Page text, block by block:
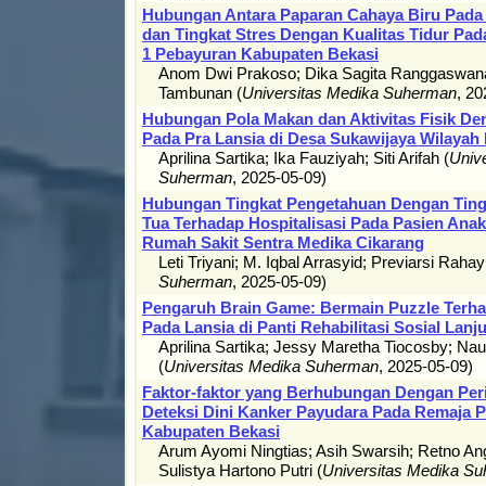
Hubungan Antara Paparan Cahaya Biru
dan Tingkat Stres Dengan Kualitas Tidur
1 Pebayuran Kabupaten Bekasi
Anom Dwi Prakoso; Dika Sagita
Tambunan (Universitas Medika Suherman,
Hubungan Pola Makan dan Aktivitas Fisik
Pada Pra Lansia di Desa Sukawijaya
Aprilina Sartika; Ika Fauziyah; Siti Arifah (
Suherman, 2025-05-09)
Hubungan Tingkat Pengetahuan Dengan
Tua Terhadap Hospitalisasi Pada Pasien
Rumah Sakit Sentra Medika Cikarang
Leti Triyani; M. Iqbal Arrasyid; Previarsi
Suherman, 2025-05-09)
Pengaruh Brain Game: Bermain Puzzle
Pada Lansia di Panti Rehabilitasi Sosial
Aprilina Sartika; Jessy Maretha Tiocosby;
(Universitas Medika Suherman, 2025-05-09)
Faktor-faktor yang Berhubungan Dengan
Deteksi Dini Kanker Payudara Pada Remaja
Kabupaten Bekasi
Arum Ayomi Ningtias; Asih Swarsih; Retno
Sulistya Hartono Putri (Universitas Medika